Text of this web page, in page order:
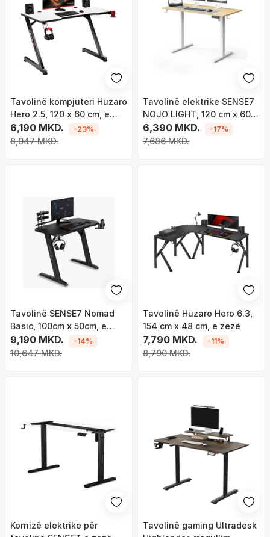
Tavolinë kompjuteri Huzaro
Hero 2.5, 120 x 60 cm, e
bardhë
6,190 MKD.
8,047 MKD.
-23%
Tavolinë elektrike SENSE7
NOJO LIGHT, 120 cm x 60
cm, kafe e hapur / bardhë
6,390 MKD.
7,686 MKD.
-17%
Tavolinë SENSE7 Nomad
Basic, 100cm x 50cm, e
zezë
9,190 MKD.
10,647 MKD.
-14%
Tavolinë Huzaro Hero 6.3,
154 cm x 48 cm, e zezë
7,790 MKD.
8,790 MKD.
-11%
Kornizë elektrike për
Tavolinë gaming Ultradesk